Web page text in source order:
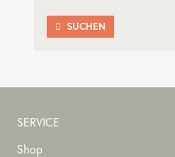
 SUCHEN
SERVICE
Shop